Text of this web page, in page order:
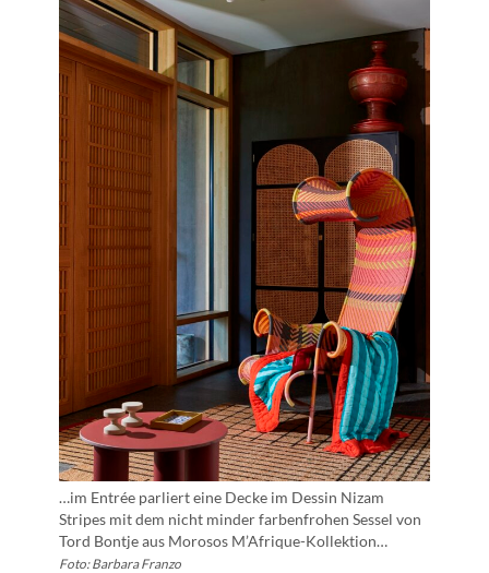
…im Entrée parliert eine Decke im Dessin Nizam
Stripes mit dem nicht minder farbenfrohen Sessel von
Tord Bontje aus Morosos M’Afrique-Kollektion…
Foto: Barbara Franzo